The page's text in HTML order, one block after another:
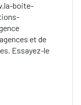
boite-
et de
Essayez-le